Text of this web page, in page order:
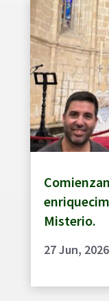
Misterio.
27 Jun, 2026